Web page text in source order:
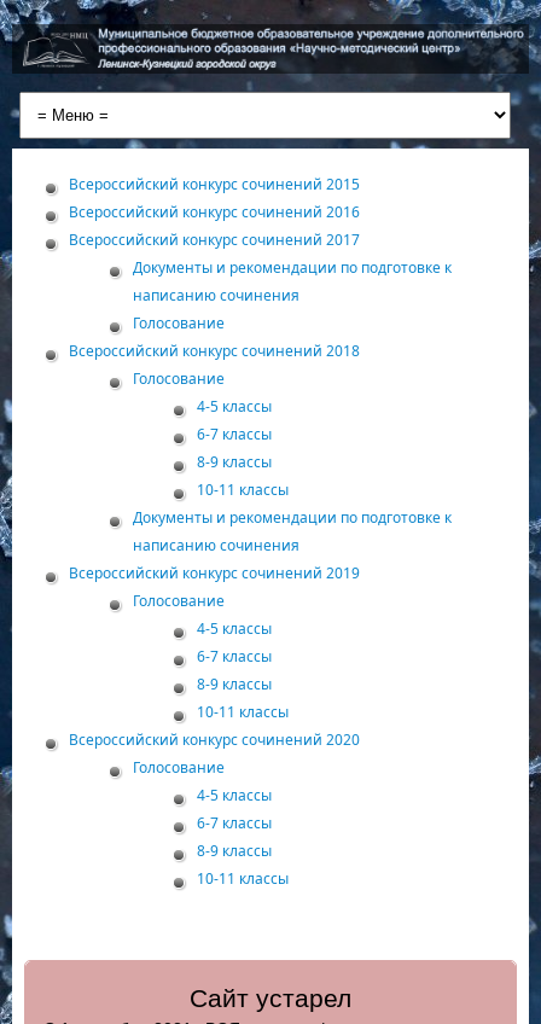
Всероссийский конкурс сочинений 2015
Всероссийский конкурс сочинений 2016
Всероссийский конкурс сочинений 2017
Документы и рекомендации по подготовке к
написанию сочинения
Голосование
Всероссийский конкурс сочинений 2018
Голосование
4-5 классы
6-7 классы
8-9 классы
10-11 классы
Документы и рекомендации по подготовке к
написанию сочинения
Всероссийский конкурс сочинений 2019
Голосование
4-5 классы
6-7 классы
8-9 классы
10-11 классы
Всероссийский конкурс сочинений 2020
Голосование
4-5 классы
6-7 классы
8-9 классы
10-11 классы
Сайт устарел